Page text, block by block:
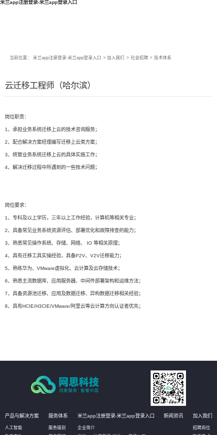
米兰app注册登录-米兰app登录入口
当前位置： 米兰app注册登录-米兰app登录入口 > 加入我们 > 社会招聘 > 技术体系
云迁移工程师（哈尔滨）
岗位职责：
1、承担业务系统迁移上云的技术咨询服务；
2、配合解决方案经理编写迁移上云类方案；
3、统管业务系统迁移上云的具体实施工作；
4、解决迁移过程中所遇到的一些技术问题；
岗位要求：
1、专科及以上学历，三年以上工作经验，计算机等相关专业；
2、具备常见业务系统资源评估、部署优化和故障排查的能力；
3、熟悉常见操作系统、存储、网络、 IO 等相关原理；
4、具有迁移工具实操经验，具备P2V、V2V迁移能力；
5、熟练华为、VMware虚拟化、云计算及云存储技术；
6、熟悉主流数据库、应用服务器、中间件部署架构和运维方法；
7、具备资源池迁移、应用及数据迁移、异构数据迁移相关经验；
8、具有HCIE/H3CIE/VMware/阿里云等云计算方向认证者优先；
产品与解决方案
人工智能
服务体系
服务级别
米兰app注册登录-米兰app登录入口
企业简介
新闻资讯 加入我们
招聘岗位